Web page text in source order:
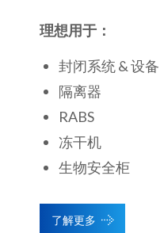
理想用于：
封闭系统 & 设备
隔离器
RABS
冻干机
生物安全柜
了解更多